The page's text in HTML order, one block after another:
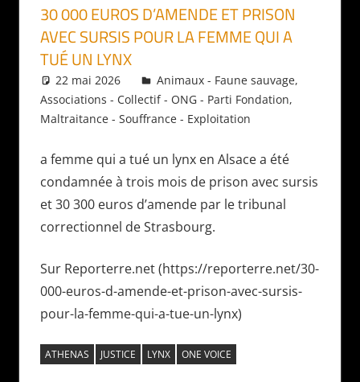
30 000 EUROS D’AMENDE ET PRISON
AVEC SURSIS POUR LA FEMME QUI A
TUÉ UN LYNX
22 mai 2026 Daniel
Animaux - Faune sauvage,
Associations - Collectif - ONG - Parti Fondation,
Maltraitance - Souffrance - Exploitation
a femme qui a tué un lynx en Alsace a été
condamnée à trois mois de prison avec sursis
et 30 300 euros d’amende par le tribunal
correctionnel de Strasbourg.
Sur Reporterre.net (https://reporterre.net/30-
000-euros-d-amende-et-prison-avec-sursis-
pour-la-femme-qui-a-tue-un-lynx)
ATHENAS JUSTICE LYNX ONE VOICE